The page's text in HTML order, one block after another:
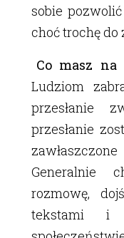
sobie
choć trochę do
Co masz
Ludziom
przesłanie
przesłanie
Generalnie
rozmowę,
tekstami i